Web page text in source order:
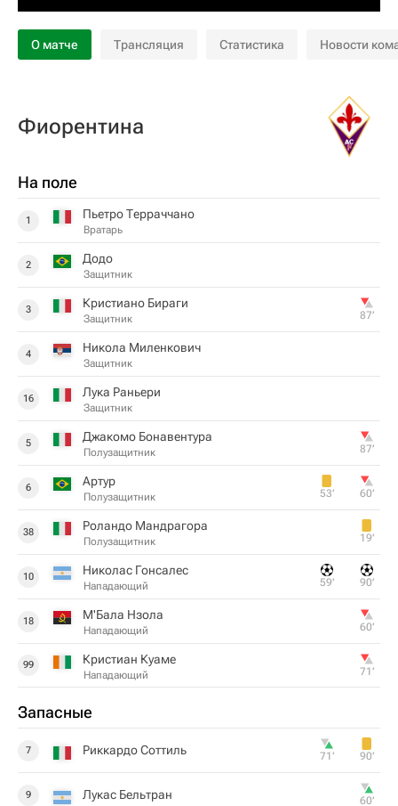
О матче Трансляция Статистика Новости
Фиорентина
На поле
1 Пьетро Терраччано
Вратарь
2 Додо
Защитник
3 Кристиано Бираги
Защитник 87‎’‎
4 Никола Миленкович
Защитник
16 Лука Раньери
Защитник
5 Джакомо Бонавентура
Полузащитник 87‎’‎
6 Артур
Полузащитник 53‎’‎ 60‎’‎
38 Роландо Мандрагора
Полузащитник 19‎’‎
10 Николас Гонсалес
Нападающий 59‎’‎ 90‎’‎
18 М'Бала Нзола
Нападающий 60‎’‎
99 Кристиан Куаме
Нападающий 71‎’‎
Запасные
7 Риккардо Соттиль 71‎’‎ 90‎’‎
9 Лукас Бельтран 60‎’‎